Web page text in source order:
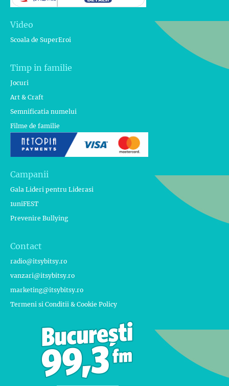
Video
Scoala de SuperEroi
Timp in familie
Jocuri
Art & Craft
Semnificatia numelui
Filme de familie
Campanii
Gala Lideri pentru Liderasi
1uniFEST
Prevenire Bullying
Contact
radio@itsybitsy.ro
vanzari@itsybitsy.ro
marketing@itsybitsy.ro
Termeni si Conditii & Cookie Policy